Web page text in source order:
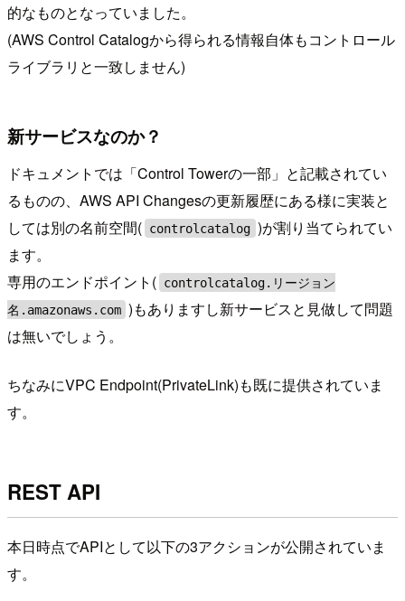
的なものとなっていました。
(AWS Control Catalogから得られる情報自体もコントロール
ライブラリと一致しません)
新サービスなのか？
ドキュメントでは「Control Towerの一部」と記載されてい
るものの、AWS API Changesの更新履歴にある様に実装と
しては別の名前空間( controlcatalog )が割り当てられてい
ます。
専用のエンドポイント( controlcatalog.リージョン
名.amazonaws.com )もありますし新サービスと見做して問題
は無いでしょう。
ちなみにVPC Endpoint(PrivateLink)も既に提供されていま
す。
REST API
本日時点でAPIとして以下の3アクションが公開されていま
す。